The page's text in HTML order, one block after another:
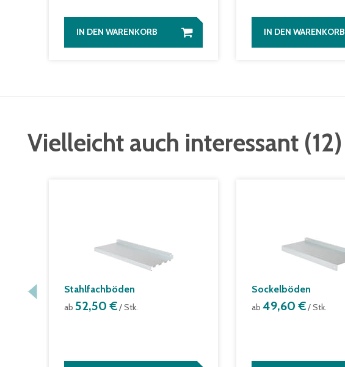
IN DEN WARENKORB IN DEN WARENKORB
Vielleicht auch interessant (12)
Stahlfachböden
ab 52,50 €/ Stk.
Sockelböden
ab49,60 €/ Stk.